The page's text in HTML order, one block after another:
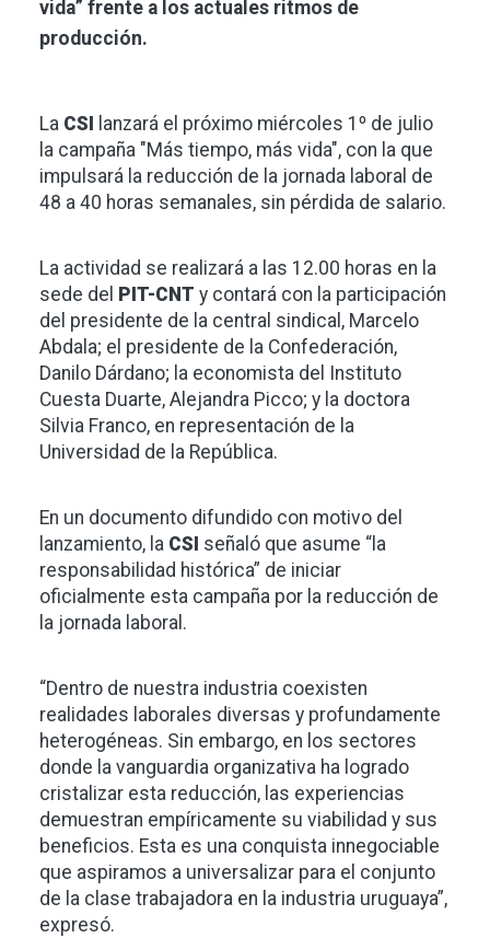
vida” frente a los actuales ritmos de
producción.
La CSI
lanzará el próximo miércoles 1º de julio
la campaña "Más tiempo, más vida", con la que
impulsará la reducción de la jornada laboral de
48 a 40 horas semanales, sin pérdida de salario.
La actividad se realizará a las 12.00 horas en la
sede del
PIT-CNT y contará con la participación
del presidente de la central sindical, Marcelo
Abdala; el presidente de la Confederación,
Danilo Dárdano; la economista del Instituto
Cuesta Duarte, Alejandra Picco; y la doctora
Silvia Franco, en representación de la
Universidad de la República.
En un documento difundido con motivo del
lanzamiento, la CSI señaló que asume “la
responsabilidad histórica” de iniciar
oficialmente esta campaña por la reducción de
la jornada laboral.
“Dentro de nuestra industria coexisten
realidades laborales diversas y profundamente
heterogéneas. Sin embargo, en los sectores
donde la vanguardia organizativa ha logrado
cristalizar esta reducción, las experiencias
demuestran empíricamente su viabilidad y sus
beneficios. Esta es una conquista innegociable
que aspiramos a universalizar para el conjunto
de la clase trabajadora en la industria uruguaya”,
expresó.